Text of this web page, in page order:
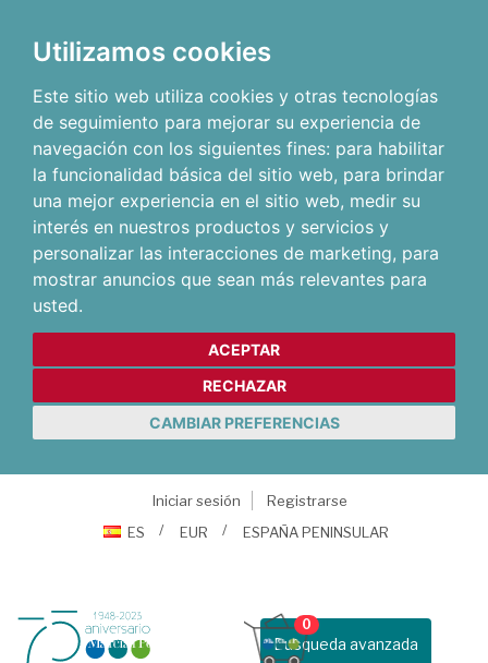
Utilizamos cookies
Este sitio web utiliza cookies y otras tecnologías
de seguimiento para mejorar su experiencia de
navegación con los siguientes fines: para habilitar
la funcionalidad básica del sitio web, para brindar
una mejor experiencia en el sitio web, medir su
interés en nuestros productos y servicios y
personalizar las interacciones de marketing, para
mostrar anuncios que sean más relevantes para
usted.
ACEPTAR
RECHAZAR
CAMBIAR PREFERENCIAS
Iniciar sesión
Registrarse
ES
EUR ESPAÑA PENINSULAR
Busqueda avanzada
0